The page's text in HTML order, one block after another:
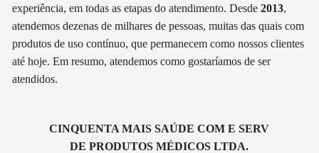
experiência, em todas as etapas do atendimento. Desde2013,
atendemos dezenas de milhares de pessoas, muitas das quais com
produtos de uso contínuo, que permanecem como nossos clientes
até hoje. Em resumo, atendemos como gostaríamos de ser
atendidos.
CINQUENTA MAIS SAÚDE COM E SERV
DE PRODUTOS MÉDICOS LTDA.